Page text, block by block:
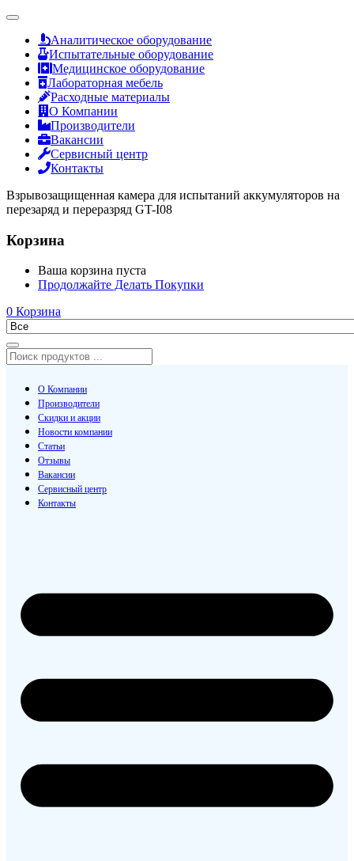
Аналитическое оборудование
Испытательные оборудование
Медицинское оборудование
Лабораторная мебель
Расходные материалы
О Компании
Производители
Вакансии
Сервисный центр
Контакты
Взрывозащищенная камера для испытаний аккумуляторов на
перезаряд и переразряд GT-I08
Корзина
Ваша корзина пуста
Продолжайте Делать Покупки
0 Корзина
О Компании
Производители
Скидки и акции
Новости компании
Статьи
Отзывы
Вакансии
Сервисный центр
Контакты